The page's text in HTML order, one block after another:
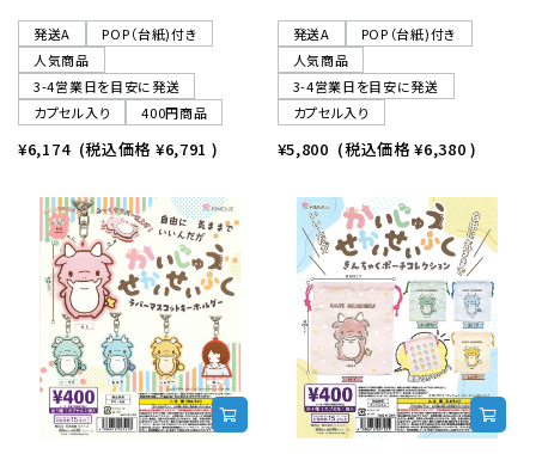
発送A
POP（台紙)付き
人気商品
3-4営業日を目安に発送
カプセル入り
400円商品
¥6,174 (税込価格 ¥6,791 )
発送A
POP（台紙)付き
人気商品
3-4営業日を目安に発送
カプセル入り
¥5,800 (税込価格¥6,380 )